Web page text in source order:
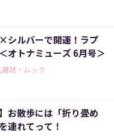
シルバーで開運！ラプ
オトナミューズ 6月号＞
誌・ムック
お散歩には「折り畳め
連れてって！